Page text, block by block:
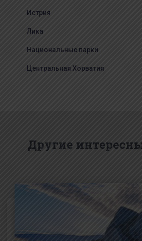
Истрия
Лика
Национальные парки
Центральная Хорватия
Другие